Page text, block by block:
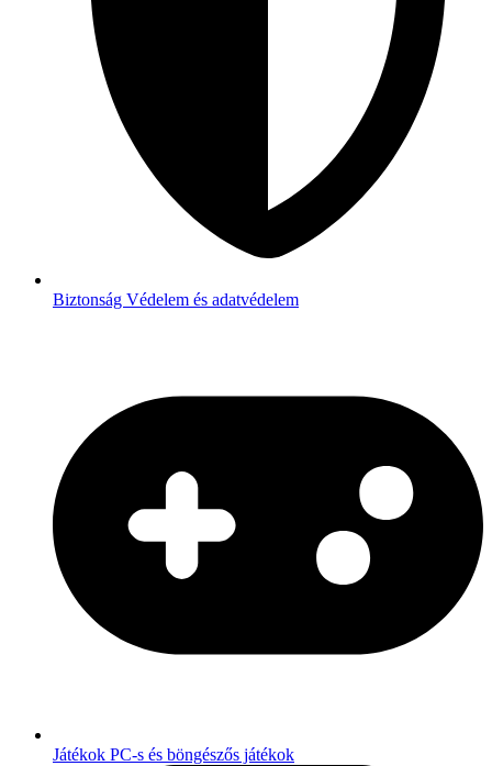
Biztonság Védelem és adatvédelem
Játékok PC-s és böngészős játékok